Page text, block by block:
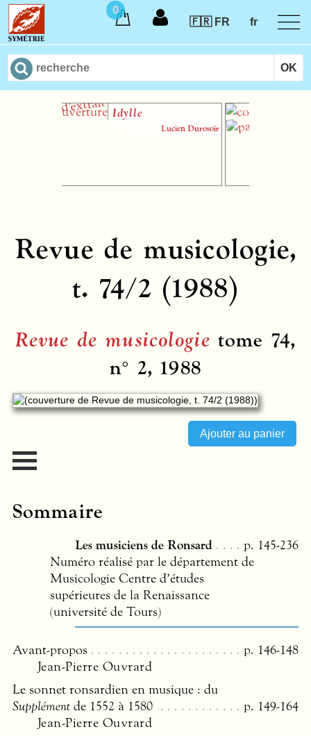
0
🇫🇷 FR
fr
Idylle
Lucien Durosoir
Revue de musicologie,
t. 74/2 (1988)
Revue de musicologie tome 74,
n° 2, 1988
Sommaire
Les musiciens de Ronsard
p. 145-236
Numéro réalisé par le département de
Musicologie Centre d’études
supérieures de la Renaissance
(université de Tours)
Avant-propos
p. 146-148
Jean-Pierre Ouvrard
Le sonnet ronsardien en musique : du
Supplément de 1552 à 1580
p. 149-164
Jean-Pierre Ouvrard